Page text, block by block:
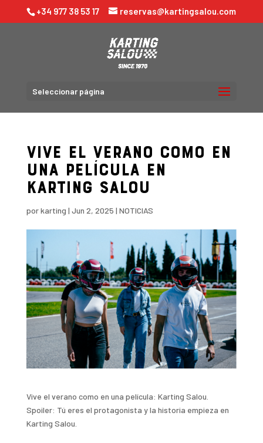
+34 977 38 53 17 reservas@kartingsalou.com
Seleccionar página
VIVE EL VERANO COMO EN
UNA PELÍCULA EN
KARTING SALOU
porkarting | Jun 2, 2025 | NOTICIAS
Vive el verano como en una película: Karting Salou.
Spoiler: Tú eres el protagonista y la historia empieza en
Karting Salou.